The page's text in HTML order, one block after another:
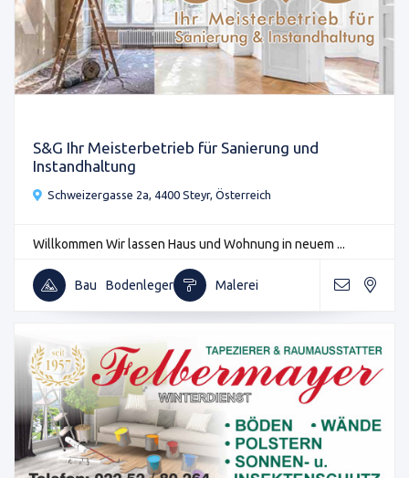
S&G Ihr Meisterbetrieb für Sanierung und
Instandhaltung
Schweizergasse 2a, 4400 Steyr, Österreich
Willkommen Wir lassen Haus und Wohnung in neuem ...
Bau Bodenleger Malerei